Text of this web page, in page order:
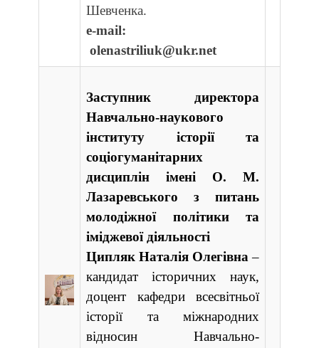
Шевченка.
e-mail:
olenastriliuk@ukr.net
Заступник директора
Навчально-наукового
інституту історії та
соціогуманітарних
дисциплін імені О. М.
Лазаревського з питань
молодіжної політики та
іміджевої діяльності
Ципляк Наталія Олегівна ­–
кандидат історичних наук,
доцент кафедри всесвітньої
історії та міжнародних
відносин Навчально-